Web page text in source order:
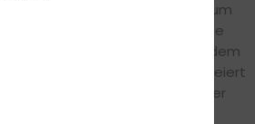
noch lange nicht vorbei: Zum
in der Skala die Tanzfläche
Beats, guter Laune und dem
wurde ausgelassen gefeiert
Abend, wie er besser